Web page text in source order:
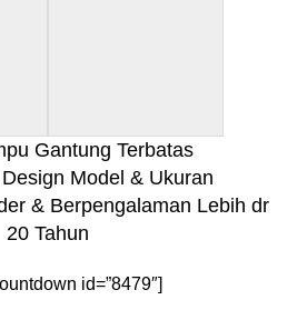
Gantung Terbatas
Model & Ukuran
& Berpengalaman Lebih dr
20 Tahun
id=”8479″]